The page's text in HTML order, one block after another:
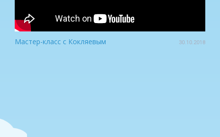
Мастер-класс с Кокляевым 30.10.2018